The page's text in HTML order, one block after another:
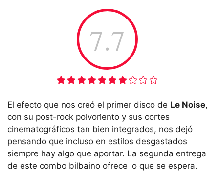
7.7
El efecto que nos creó el primer disco de Le Noise,
con su post-rock polvoriento y sus cortes
cinematográficos tan bien integrados, nos dejó
pensando que incluso en estilos desgastados
siempre hay algo que aportar. La segunda entrega
de este combo bilbaino ofrece lo que se espera.